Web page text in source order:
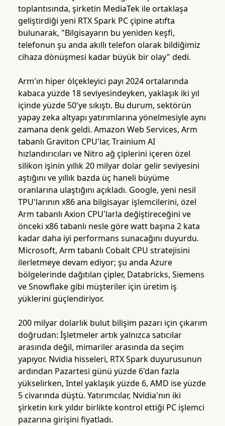
toplantısında, şirketin MediaTek ile ortaklaşa
geliştirdiği yeni RTX Spark PC çipine atıfta
bulunarak, "Bilgisayarın bu yeniden keşfi,
telefonun şu anda akıllı telefon olarak bildiğimiz
cihaza dönüşmesi kadar büyük bir olay" dedi.
Arm'ın hiper ölçekleyici payı 2024 ortalarında
kabaca yüzde 18 seviyesindeyken, yaklaşık iki yıl
içinde yüzde 50'ye sıkıştı. Bu durum, sektörün
yapay zeka altyapı yatırımlarına yönelmesiyle aynı
zamana denk geldi. Amazon Web Services, Arm
tabanlı Graviton CPU'lar, Trainium AI
hızlandırıcıları ve Nitro ağ çiplerini içeren özel
silikon işinin yıllık 20 milyar dolar gelir seviyesini
aştığını ve yıllık bazda üç haneli büyüme
oranlarına ulaştığını açıkladı. Google, yeni nesil
TPU'larının x86 ana bilgisayar işlemcilerini, özel
Arm tabanlı Axion CPU'larla değiştireceğini ve
önceki x86 tabanlı nesle göre watt başına 2 kata
kadar daha iyi performans sunacağını duyurdu.
Microsoft, Arm tabanlı Cobalt CPU stratejisini
ilerletmeye devam ediyor; şu anda Azure
bölgelerinde dağıtılan çipler, Databricks, Siemens
ve Snowflake gibi müşteriler için üretim iş
yüklerini güçlendiriyor.
200 milyar dolarlık bulut bilişim pazarı için çıkarım
doğrudan: İşletmeler artık yalnızca satıcılar
arasında değil, mimariler arasında da seçim
yapıyor. Nvidia hisseleri, RTX Spark duyurusunun
ardından Pazartesi günü yüzde 6'dan fazla
yükselirken, Intel yaklaşık yüzde 6, AMD ise yüzde
5 civarında düştü. Yatırımcılar, Nvidia'nın iki
şirketin kırk yıldır birlikte kontrol ettiği PC işlemci
pazarına girişini fiyatladı.